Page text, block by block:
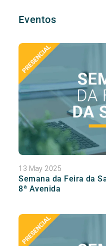
Eventos
13 May 2025
Semana da Feira da
8ª Avenida